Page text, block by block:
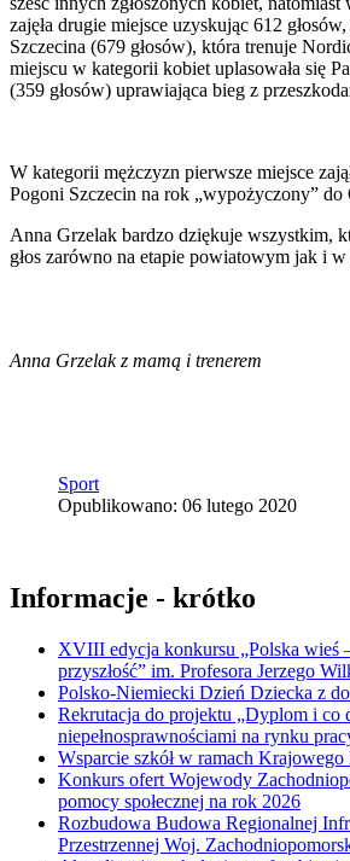
zajęła drugie miejsce uzyskując 612
Szczecina (679 głosów), która trenuje
miejscu w kategorii kobiet uplasowała się
(359 głosów) uprawiająca bieg z
W kategorii mężczyzn pierwsze miejsce
Pogoni Szczecin na rok „wypożyczony” do
Anna Grzelak bardzo dziękuje wszystkim,
głos zarówno na etapie powiatowym jak i
Anna Grzelak z mamą i trenerem
Sport
Opublikowano: 06 lutego 2020
Informacje - krótko
XVIII edycja konkursu „Polska wieś
przyszłość” im. Profesora Jerzego
Polsko-Niemiecki Dzień Dziecka z
Rekrutacja do projektu „Dyplom i co
niepełnosprawnościami na rynku
Wsparcie szkół w ramach
Konkurs ofert Wojewody
pomocy społecznej na rok 2026
Rozbudowa Budowa Regionalnej
Przestrzennej Woj.